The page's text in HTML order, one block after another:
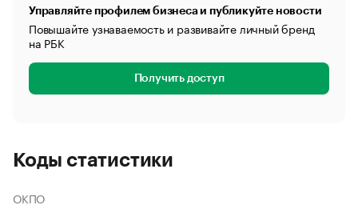
Управляйте профилем бизнеса и публикуйте новости
Повышайте узнаваемость и развивайте личный бренд
на РБК
Получить доступ
Коды статистики
ОКПО